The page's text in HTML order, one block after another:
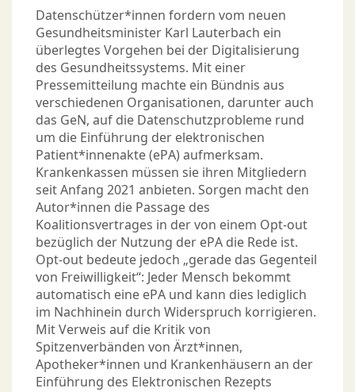
Datenschützer*innen fordern vom neuen
Gesundheitsminister Karl Lauterbach ein
überlegtes Vorgehen bei der Digitalisierung
des Gesundheitssystems. Mit einer
Pressemitteilung machte ein Bündnis aus
verschiedenen Organisationen, darunter auch
das GeN, auf die Datenschutzprobleme rund
um die Einführung der elektronischen
Patient*innenakte (ePA) aufmerksam.
Krankenkassen müssen sie ihren Mitgliedern
seit Anfang 2021 anbieten. Sorgen macht den
Autor*innen die Passage des
Koalitionsvertrages in der von einem Opt-out
bezüglich der Nutzung der ePA die Rede ist.
Opt-out bedeute jedoch „gerade das Gegenteil
von Freiwilligkeit“: Jeder Mensch bekommt
automatisch eine ePA und kann dies lediglich
im Nachhinein durch Widerspruch korrigieren.
Mit Verweis auf die Kritik von
Spitzenverbänden von Ärzt*innen,
Apotheker*innen und Krankenhäusern an der
Einführung des Elektronischen Rezepts